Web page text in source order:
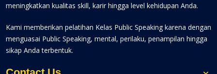
meningkatkan kualitas skill, karir hingga level kehidupan Anda.
Kami memberikan pelatihan Kelas Public Speaking karena dengan
menguasai Public Speaking, mental, perilaku, penampilan hingga
sikap Anda terbentuk.